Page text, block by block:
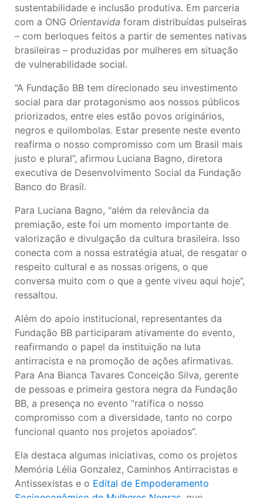
sustentabilidade e inclusão produtiva. Em parceria
com a ONG Orientavida foram distribuídas pulseiras
– com berloques feitos a partir de sementes nativas
brasileiras – produzidas por mulheres em situação
de vulnerabilidade social.
“A Fundação BB tem direcionado seu investimento
social para dar protagonismo aos nossos públicos
priorizados, entre eles estão povos originários,
negros e quilombolas. Estar presente neste evento
reafirma o nosso compromisso com um Brasil mais
justo e plural”, afirmou Luciana Bagno, diretora
executiva de Desenvolvimento Social da Fundação
Banco do Brasil.
Para Luciana Bagno, "além da relevância da
premiação, este foi um momento importante de
valorização e divulgação da cultura brasileira. Isso
conecta com a nossa estratégia atual, de resgatar o
respeito cultural e as nossas origens, o que
conversa muito com o que a gente viveu aqui hoje”,
ressaltou.
Além do apoio institucional, representantes da
Fundação BB participaram ativamente do evento,
reafirmando o papel da instituição na luta
antirracista e na promoção de ações afirmativas.
Para Ana Bianca Tavares Conceição Silva, gerente
de pessoas e primeira gestora negra da Fundação
BB, a presença no evento “ratifica o nosso
compromisso com a diversidade, tanto no corpo
funcional quanto nos projetos apoiados”.
Ela destaca algumas iniciativas, como os projetos
Memória Lélia Gonzalez, Caminhos Antirracistas e
Antissexistas e o Edital de Empoderamento